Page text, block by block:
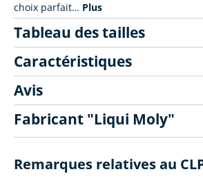
choix parfait… Plus
Tableau des tailles
Caractéristiques
Avis
Fabricant "Liqui Moly"
Remarques relatives au